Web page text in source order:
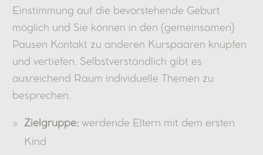
Einstimmung auf die bevorstehende Geburt
möglich und Sie können in den (gemeinsamen)
Pausen Kontakt zu anderen Kurspaaren knüpfen
und vertiefen. Selbstverständlich gibt es
ausreichend Raum individuelle Themen zu
besprechen.
Zielgruppe: werdende Eltern mit dem ersten
Kind